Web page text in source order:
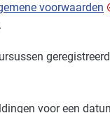
voorwaarden
voor een